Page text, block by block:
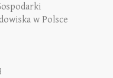
w Polsce